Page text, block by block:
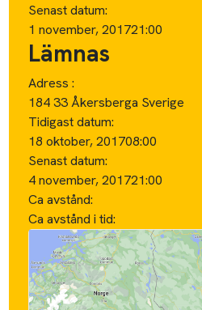
Senast datum:
1 november, 201721:00
Lämnas
Adress :
184 33 Åkersberga Sverige
Tidigast datum:
18 oktober, 201708:00
Senast datum:
4 november, 201721:00
Ca avstånd:
Ca avstånd i tid: